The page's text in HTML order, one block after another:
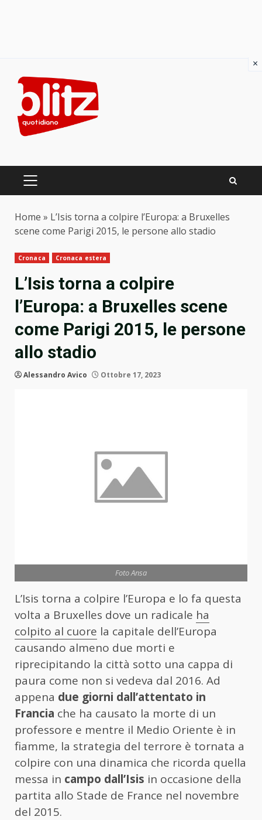
content
PRIMARY
Home » L’Isis torna a colpire l’Europa: a Bruxelles
scene come Parigi 2015, le persone allo stadio
Cronaca Cronaca estera
L’Isis torna a colpire
l’Europa: a Bruxelles scene
come Parigi 2015, le persone
allo stadio
Alessandro Avico Ottobre 17, 2023
Foto Ansa
L’Isis torna a colpire l’Europa e lo fa questa
volta a Bruxelles dove un radicale ha
colpito al cuore la capitale dell’Europa
causando almeno due morti e
riprecipitando la città sotto una cappa di
paura come non si vedeva dal 2016. Ad
appena due giorni dall’attentato in
Francia che ha causato la morte di un
professore e mentre il Medio Oriente è in
fiamme, la strategia del terrore è tornata a
colpire con una dinamica che ricorda quella
messa in campo dall’Isis in occasione della
partita allo Stade de France nel novembre
del 2015.
×